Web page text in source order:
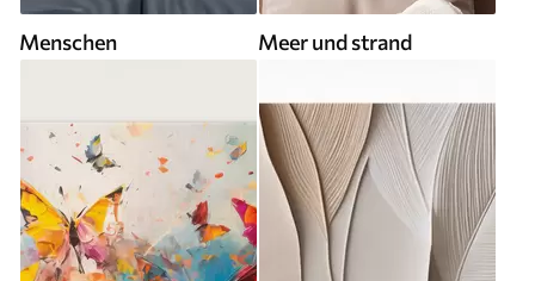
Menschen Meer und strand